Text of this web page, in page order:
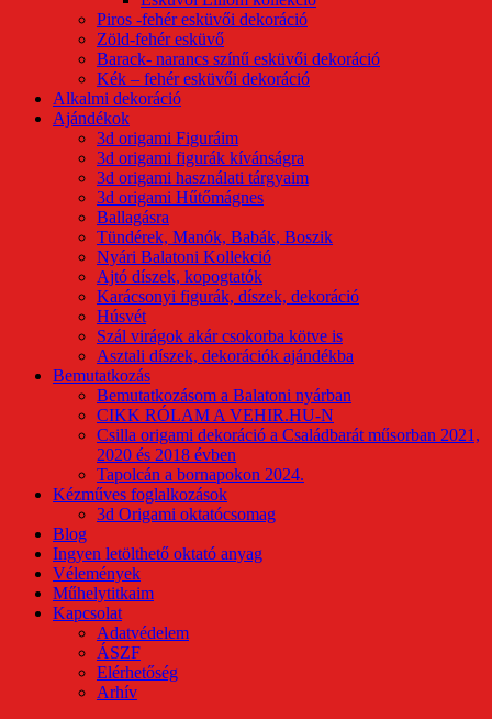
Piros -fehér esküvői dekoráció
Zöld-fehér esküvő
Barack- narancs színű esküvői dekoráció
Kék – fehér esküvői dekoráció
Alkalmi dekoráció
Ajándékok
3d origami Figuráim
3d origami figurák kívánságra
3d origami használati tárgyaim
3d origami Hűtőmágnes
Ballagásra
Tündérek, Manók, Babák, Boszik
Nyári Balatoni Kollekció
Ajtó díszek, kopogtatók
Karácsonyi figurák, díszek, dekoráció
Húsvét
Szál virágok akár csokorba kötve is
Asztali díszek, dekorációk ajándékba
Bemutatkozás
Bemutatkozásom a Balatoni nyárban
CIKK RÓLAM A VEHIR.HU-N
Csilla origami dekoráció a Családbarát műsorban 2021,
2020 és 2018 évben
Tapolcán a bornapokon 2024.
Kézműves foglalkozások
3d Origami oktatócsomag
Blog
Ingyen letölthető oktató anyag
Vélemények
Műhelytitkaim
Kapcsolat
Adatvédelem
ÁSZF
Elérhetőség
Arhív